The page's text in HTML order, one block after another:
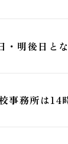
明後日とな
事務所は14